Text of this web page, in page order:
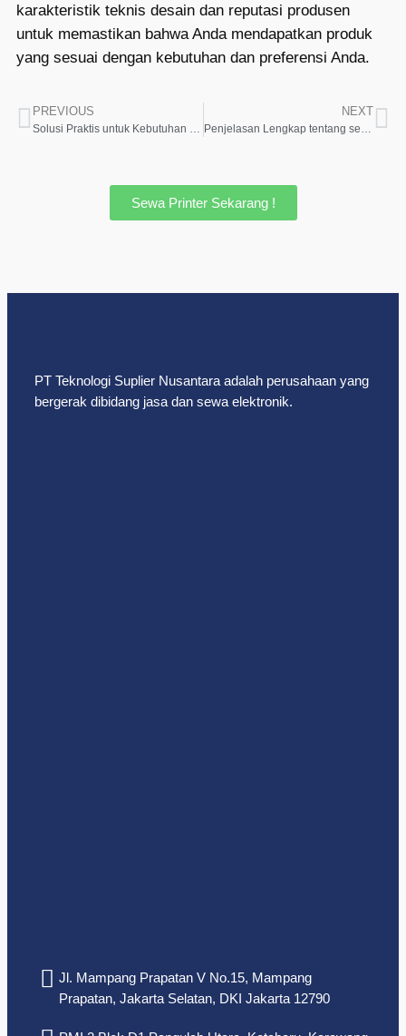
karakteristik teknis desain dan reputasi produsen
untuk memastikan bahwa Anda mendapatkan produk
yang sesuai dengan kebutuhan dan preferensi Anda.
PREVIOUS NEXT
Sewa Printer Sekarang !
PT Teknologi Suplier Nusantara adalah perusahaan yang
bergerak dibidang jasa dan sewa elektronik.
Jl. Mampang Prapatan V No.15, Mampang
Prapatan, Jakarta Selatan, DKI Jakarta 12790